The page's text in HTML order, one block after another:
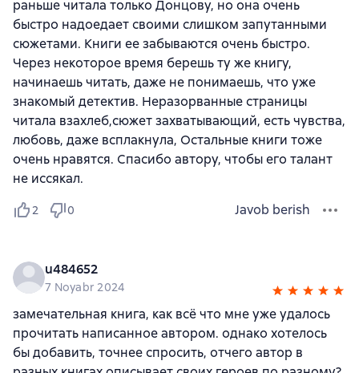
раньше читала только Донцову, но она очень
быстро надоедает своими слишком запутанными
сюжетами. Книги ее забываются очень быстро.
Через некоторое время берешь ту же книгу,
начинаешь читать, даже не понимаешь, что уже
знакомый детектив. Неразорванные страницы
читала взахлеб,сюжет захватывающий, есть чувства,
любовь, даже всплакнула, Остальные книги тоже
очень нравятся. Спасибо автору, чтобы его талант
не иссякал.
2 0 Javob berish
u484652
7 Noyabr 2024
замечательная книга, как всё что мне уже удалось
прочитать написанное автором. однако хотелось
бы добавить, точнее спросить, отчего автор в